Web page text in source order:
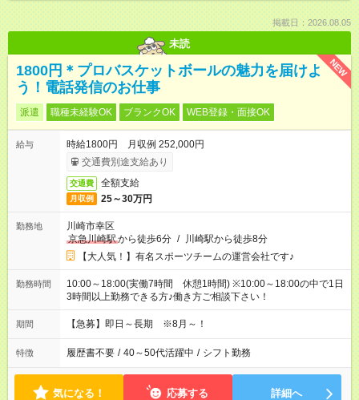
掲載日：2026.08.05
未読
NEW
1800円＊プロバスケットボールの魅力を届けよ
う！電話発信のお仕事
派遣 職種未経験OK ブランクOK WEB登録・面接OK
給与
時給1800円 月収例 252,000円
交通費別途支給あり
交通費 全額支給
月収例 25～30万円
勤務地
川崎市幸区
京急川崎駅から徒歩6分 / 川崎駅から徒歩8分
【大人気！】有名スポーツチームの運営会社です♪
勤務時間
10:00～18:00(実働7時間 休憩1時間) ※10:00～18:00の中で1日
3時間以上勤務できる方♪働き方ご相談下さい！
期間 【急募】即日～長期 ※8月～！
特徴 履歴書不要 / 40～50代活躍中 / シフト勤務
気になる！ 応募する 詳細へ